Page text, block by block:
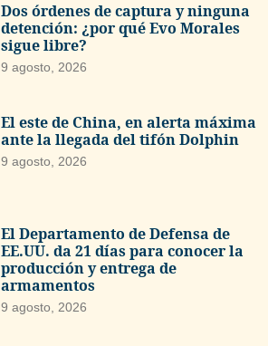
Dos órdenes de captura y ninguna
detención: ¿por qué Evo Morales
sigue libre?
9 agosto, 2026
El este de China, en alerta máxima
ante la llegada del tifón Dolphin
9 agosto, 2026
El Departamento de Defensa de
EE.UU. da 21 días para conocer la
producción y entrega de
armamentos
9 agosto, 2026